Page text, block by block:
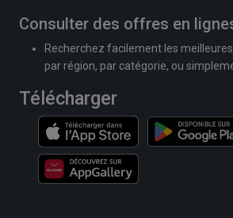
Consulter des offres en
Recherchez facilement les
par région, par catégorie, ou
Télécharger